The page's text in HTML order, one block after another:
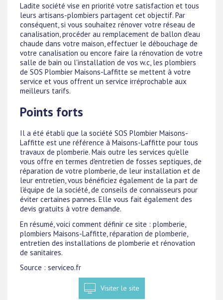
Ladite société vise en priorité votre satisfaction et tous
leurs artisans-plombiers partagent cet objectif. Par
conséquent, si vous souhaitez rénover votre réseau de
canalisation, procéder au remplacement de ballon d'eau
chaude dans votre maison, effectuer le débouchage de
votre canalisation ou encore faire la rénovation de votre
salle de bain ou l'installation de vos w.c, les plombiers
de SOS Plombier Maisons-Laffitte se mettent à votre
service et vous offrent un service irréprochable aux
meilleurs tarifs.
Points forts
Il a été établi que la société SOS Plombier Maisons-
Laffitte est une référence à Maisons-Laffitte pour tous
travaux de plomberie. Mais outre les services qu'elle
vous offre en termes d'entretien de fosses septiques, de
réparation de votre plomberie, de leur installation et de
leur entretien, vous bénéficiez également de la part de
l'équipe de la société, de conseils de connaisseurs pour
éviter certaines pannes. Elle vous fait également des
devis gratuits à votre demande.
En résumé, voici comment définir ce site : plomberie,
plombiers Maisons-Laffitte, réparation de plomberie,
entretien des installations de plomberie et rénovation
de sanitaires.
Source : serviceo.fr
Visiter le site